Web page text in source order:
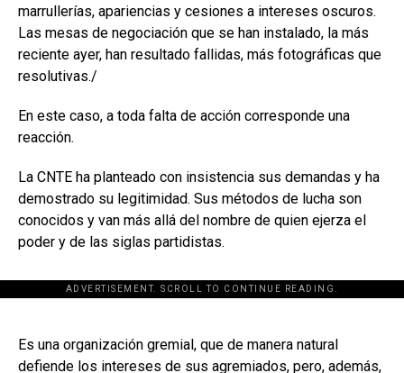
marrullerías, apariencias y cesiones a intereses oscuros.
Las mesas de negociación que se han instalado, la más
reciente ayer, han resultado fallidas, más fotográficas que
resolutivas./
En este caso, a toda falta de acción corresponde una
reacción.
La CNTE ha planteado con insistencia sus demandas y ha
demostrado su legitimidad. Sus métodos de lucha son
conocidos y van más allá del nombre de quien ejerza el
poder y de las siglas partidistas.
ADVERTISEMENT. SCROLL TO CONTINUE READING.
[adsforwp id="243463"]
Es una organización gremial, que de manera natural
defiende los intereses de sus agremiados, pero, además,